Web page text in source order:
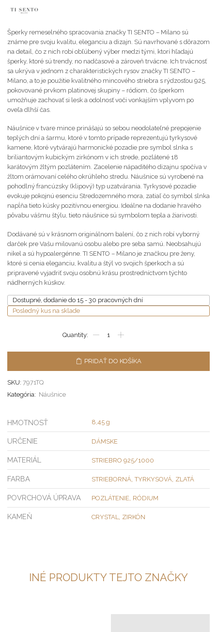
Šperky remeselného spracovania značky TI SENTO – Milano sú
známe pre svoju kvalitu, eleganciu a dizajn. Sú navrhované s dôrazom
na detail, čo z nich robí obľúbený výber medzi tými, ktorí hľadajú
šperky, ktoré sú trendy, no nadčasové a zároveň trvácne. Ich trvácnosť
sa ukrýva v jednom z charakteristických rysov značky TI SENTO –
Milano, a to je použitie kvalitného mincového striebra s rýdzosťou 925,
pokovované prvkom platinovej skupiny – ródiom, čo šperkom
umožňuje zachovať si lesk a odolnosť voči vonkajším vplyvom po
oveľa dlhší čas.
Náušnice v tvare mince prinášajú so sebou neodolateľné prepojenie
teplých dní a šarmu, ktoré v tomto prípade reprezentujú tyrkysové
kamene, ktoré vytvárajú harmonické pozadie pre symbol slnka s
briliantovým kubickým zirkónom v ich strede, pozlátené 18
karátovým žltým pozlátením. Zacelenie nápaditého dizajnu spočíva v
žltom orámovaní celého okrúhleho stredu. Náušnice sú vyrobené na
pohodlný francúzsky (klipový) typ uzatvárania. Tyrkysové pozadie
evokuje pokojnú esenciu Stredozemného mora, zatiaľ čo symbol slnka
napĺňa tieto kúsky pozitívnou energiou. Ideálne na dodanie hravého
pôvabu vášmu štýlu, tieto náušnice sú symbolom tepla a žiarivosti.
Dodávané sú v krásnom originálnom balení, čo z nich robí vyborný
darček pre Vašu milovanú osobu alebo pre seba samú. Neobsahujú
nikel a sú hypoalergénne. TI SENTO – Milano je značkou pre ženy,
ktoré si cenia eleganciu, kvalitu a štýl vo svojich šperkoch a sú
pripravené vyjadriť svoju osobnú krásu prostredníctvom týchto
nádherných kúskov.
Dostupné, dodanie do 15 - 30 pracovných dní
Posledný kus na sklade
PRIDAŤ DO KOŠÍKA
SKU: 7971TQ
Kategória: Náušnice
HMOTNOSŤ 8,45 g
URČENIE DÁMSKE
MATERIÁL STRIEBRO 925/1000
FARBA STRIEBORNÁ ,TYRKYSOVÁ ZLATÁ
POVRCHOVÁ ÚPRAVA POZLÁTENIE RÓDIUM
KAMEŇ CRYSTAL ZIRKÓN
INÉ PRODUKTY TEJTO ZNAČKY